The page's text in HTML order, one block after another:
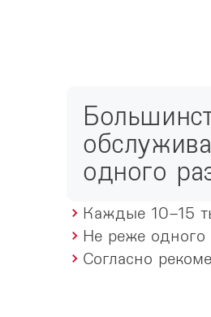
одного
Каждые 10–15
Не реже
Согласно